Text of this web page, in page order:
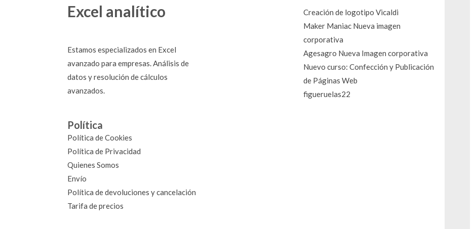
Excel analítico
Estamos especializados en Excel
avanzado para empresas. Análisis de
datos y resolución de cálculos
avanzados.
Política
Política de Cookies
Política de Privacidad
Quienes Somos
Envío
Política de devoluciones y cancelación
Tarifa de precios
Creación de logotipo Vicaldi
Maker Maniac Nueva imagen
corporativa
Agesagro Nueva Imagen corporativa
Nuevo curso: Confección y Publicación
de Páginas Web
figueruelas22